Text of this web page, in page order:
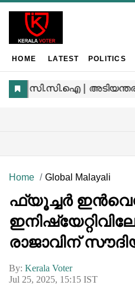
HOME LATEST POLITICS
Home Global Malayali
ഫ്യൂച്ചർ
രാജാവിന്
By: Kerala Voter
Jul 25, 2025, 15:15 IST